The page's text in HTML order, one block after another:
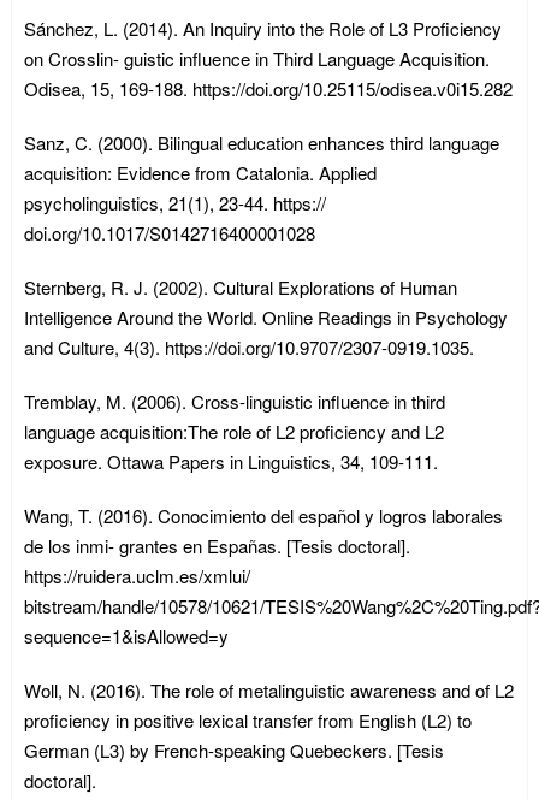
Sánchez, L. (2014). An Inquiry into the Role of L3 Proficiency
on Crosslin- guistic influence in Third Language Acquisition.
Odisea, 15, 169-188. https://doi.org/10.25115/odisea.v0i15.282
Sanz, C. (2000). Bilingual education enhances third language
acquisition: Evidence from Catalonia. Applied
psycholinguistics, 21(1), 23-44. https://
doi.org/10.1017/S0142716400001028
Sternberg, R. J. (2002). Cultural Explorations of Human
Intelligence Around the World. Online Readings in Psychology
and Culture, 4(3). https://doi.org/10.9707/2307-0919.1035.
Tremblay, M. (2006). Cross-linguistic influence in third
language acquisition:The role of L2 proficiency and L2
exposure. Ottawa Papers in Linguistics, 34, 109-111.
Wang, T. (2016). Conocimiento del español y logros laborales
de los inmi- grantes en Españas. [Tesis doctoral].
https://ruidera.uclm.es/xmlui/
bitstream/handle/10578/10621/
sequence=1&isAllowed=y
Woll, N. (2016). The role of metalinguistic awareness and of L2
proficiency in positive lexical transfer from English (L2) to
German (L3) by French-speaking Quebeckers. [Tesis
doctoral].